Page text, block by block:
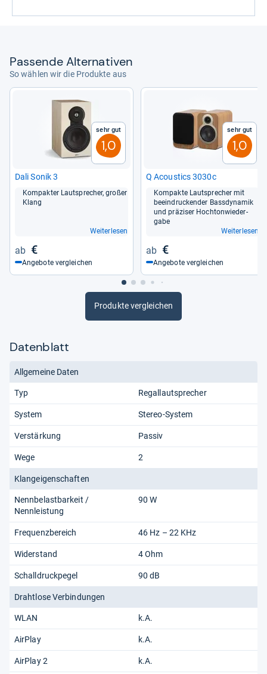
Pas­sende Alter­na­ti­ven
So wählen wir die Produkte aus
Sehr gut
1,0
Dali Sonik 3
Kom­pak­ter Laut­spre­cher, großer
Klang
Weiterlesen
€
Angebote vergleichen
Sehr gut
1,0
Q Acou­stics 3030c
Kom­pakte Laut­spre­cher mit
beein­dru­cken­der Bass­dy­na­mik
und prä­zi­ser Hoch­ton­wie­der­
gabe
Weiterlesen
€
Angebote vergleichen
Produkte vergleichen
Datenblatt
Allgemeine Daten
Typ Regallautsprecher
System Stereo-System
Verstärkung Passiv
Wege 2
Klangeigenschaften
Nennbelastbarkeit /
Nennleistung
90 W
Frequenzbereich 46 Hz – 22 KHz
Widerstand 4 Ohm
Schalldruckpegel 90 dB
Drahtlose Verbindungen
WLAN k.A.
AirPlay k.A.
AirPlay 2 k.A.